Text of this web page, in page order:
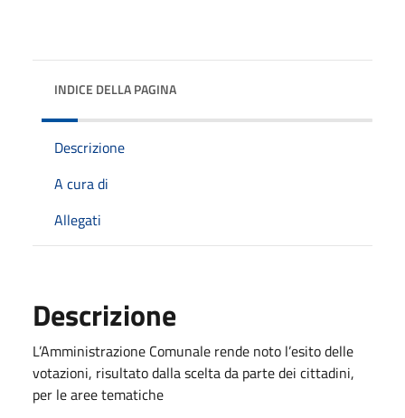
INDICE DELLA PAGINA
Descrizione
A cura di
Allegati
Descrizione
L’Amministrazione Comunale rende noto l’esito delle
votazioni, risultato dalla scelta da parte dei cittadini,
per le aree tematiche